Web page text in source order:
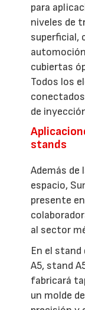
para
niveles de
superficial,
cubiertas
Todos los
de
stands
Además de
espacio,
presente
al sector
En el
A5, stand
fabricará
un molde